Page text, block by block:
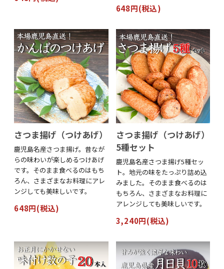
648円(税込)
さつま揚げ（つけあげ）
鹿児島名産さつま揚げ。昔なが
らの味わいが楽しめるつけあげ
です。そのまま食べるのはもち
ろん、さまざまなお料理にアレ
ンジしても美味しいです。
648円(税込)
さつま揚げ（つけあげ）
5種セット
鹿児島名産さつま揚げ5種セッ
ト。地元の味をたっぷり詰め込
みました。そのまま食べるのは
もちろん、さまざまなお料理に
アレンジしても美味しいです。
3,240円(税込)